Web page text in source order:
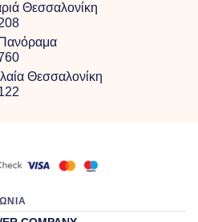
Θεσσαλονίκη
Θεσσαλονίκη